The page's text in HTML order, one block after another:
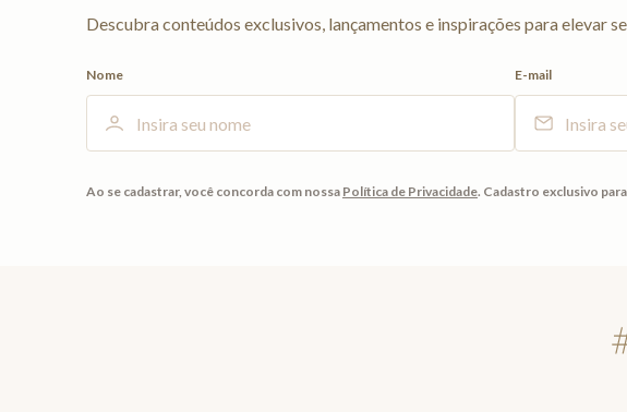
Descubra conteúdos exclusivos, lançamentos e inspirações para elevar
Nome E-mail
Ao se cadastrar, você concorda com nossa Política de Privacidade. Cadastro exclusivo